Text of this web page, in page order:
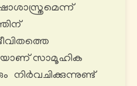
സാമൂഹിക
നിർവചിക്കുന്നുണ്ട്